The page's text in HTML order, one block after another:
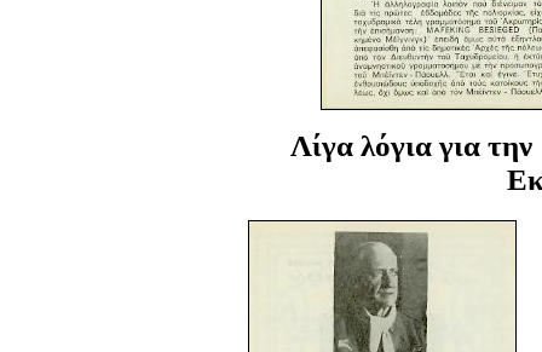
Λίγα λόγια για